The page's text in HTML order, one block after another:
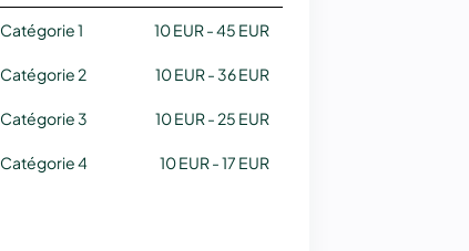
Catégorie 1 10 EUR - 45 EUR
Catégorie 2 10 EUR - 36 EUR
Catégorie 3 10 EUR - 25 EUR
Catégorie 4 10 EUR - 17 EUR